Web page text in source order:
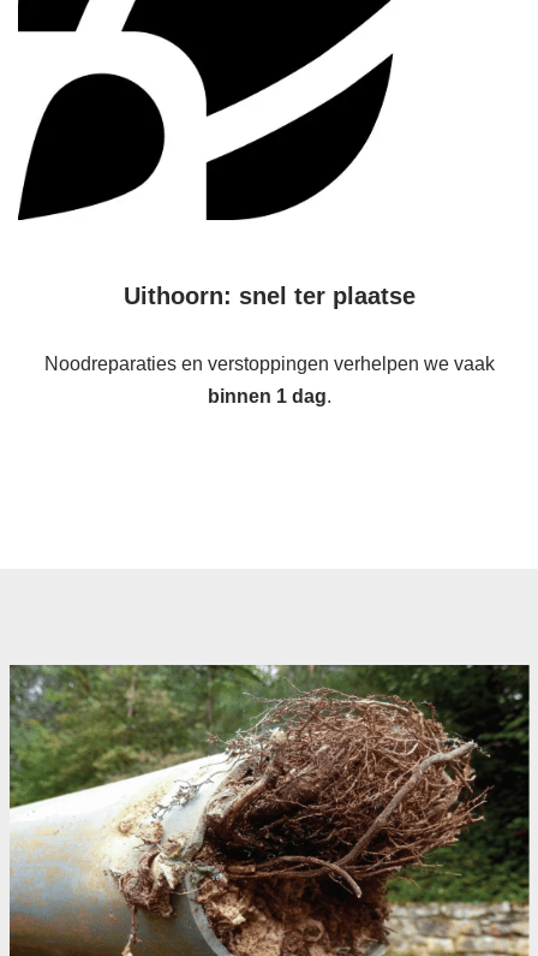
Uithoorn: snel ter plaatse
Noodreparaties en verstoppingen verhelpen we vaak
binnen 1 dag.